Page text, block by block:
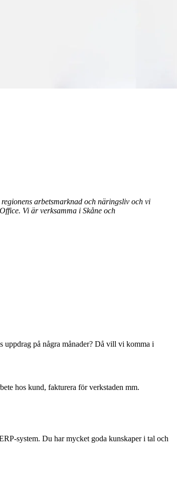
arbetsmarknad och näringsliv och vi
Vi är verksamma i Skåne och
på några månader? Då vill vi komma i
hos kund, fakturera för verkstaden mm.
system. Du har mycket goda kunskaper i tal och